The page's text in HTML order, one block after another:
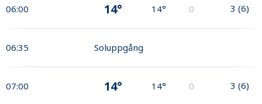
06:00 14° 14° 0 3 (6)
06:35 Soluppgång
07:00 14° 14° 0 3 (6)